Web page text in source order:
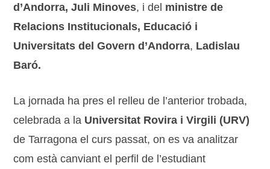
d’Andorra, Juli Minoves, i del ministre de
Relacions Institucionals, Educació i
Universitats del Govern d’Andorra, Ladislau
Baró.
La jornada ha pres el relleu de l’anterior trobada,
celebrada a la Universitat Rovira i Virgili (URV)
de Tarragona el curs passat, on es va analitzar
com està canviant el perfil de l’estudiant